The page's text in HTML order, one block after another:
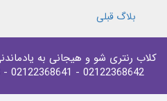
بلاگ قبلی
کلاب رنتری شو و هیجانی به
02122368642
- 02122368641
- 02122065033